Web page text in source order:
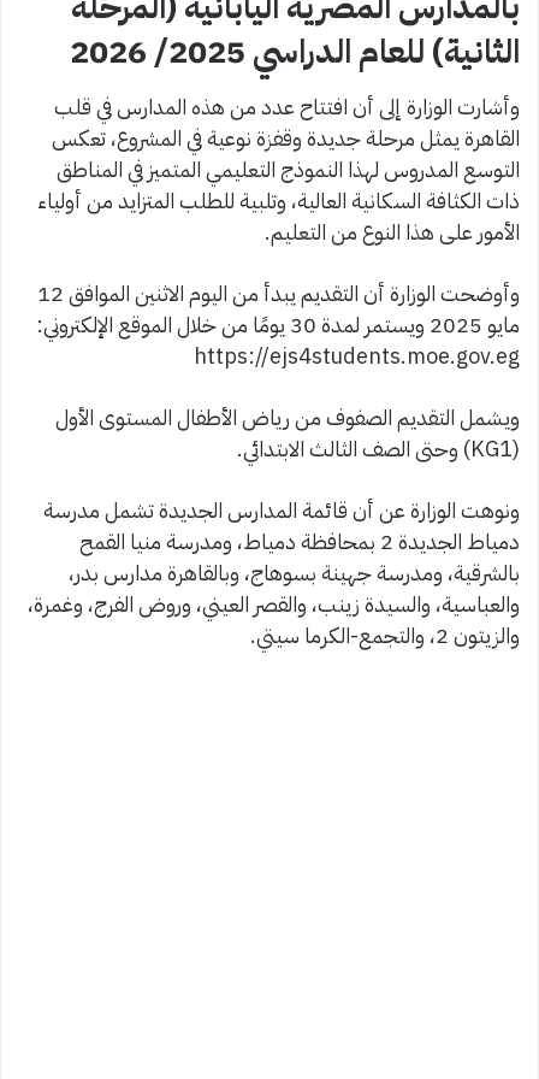
الثانية) للعام الدراسي 2025/ 2026
وأشارت الوزارة إلى أن افتتاح عدد من هذه المدارس في قلب
القاهرة يمثل مرحلة جديدة وقفزة نوعية في المشروع، تعكس
التوسع المدروس لهذا النموذج التعليمي المتميز في المناطق
ذات الكثافة السكانية العالية، وتلبية للطلب المتزايد من أولياء
الأمور على هذا النوع من التعليم.
وأوضحت الوزارة أن التقديم يبدأ من اليوم الاثنين الموافق 12
مايو 2025 ويستمر لمدة 30 يومًا من خلال الموقع الإلكتروني:
ويشمل التقديم الصفوف من رياض الأطفال المستوى الأول
(KG1) وحتى الصف الثالث الابتدائي.
ونوهت الوزارة عن أن قائمة المدارس الجديدة تشمل مدرسة
دمياط الجديدة 2 بمحافظة دمياط، ومدرسة منيا القمح
بالشرقية، ومدرسة جهينة بسوهاج، وبالقاهرة مدارس بدر،
والعباسية، والسيدة زينب، والقصر العيني، وروض الفرج، وغمرة،
والزيتون 2، والتجمع-الكرما سيتي.